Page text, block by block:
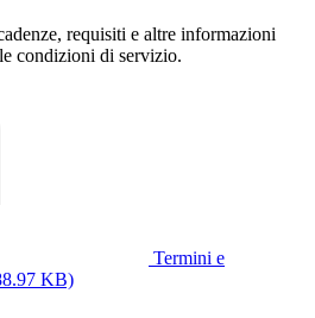
requisiti e altre informazioni
condizioni di servizio.
Termini e
KB)